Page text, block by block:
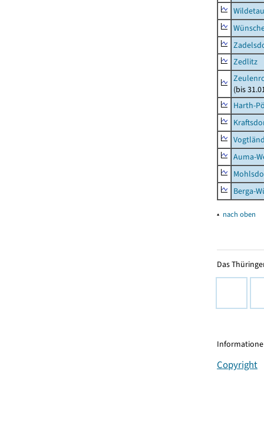
Zedlitz
(bis
Harth-
Auma-
Berga-
▴ nach oben
Das
Copyright